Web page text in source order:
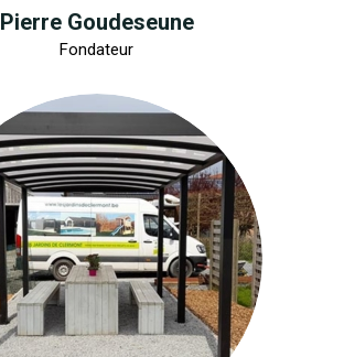
Pierre Goudeseune
Fondateur